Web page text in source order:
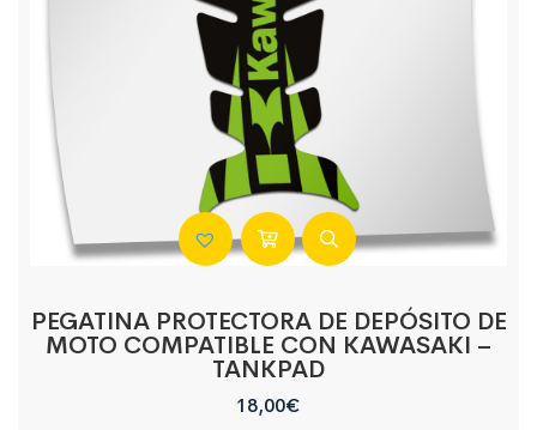
PEGATINA PROTECTORA DE DEPÓSITO DE
MOTO COMPATIBLE CON KAWASAKI –
TANKPAD
18,00€